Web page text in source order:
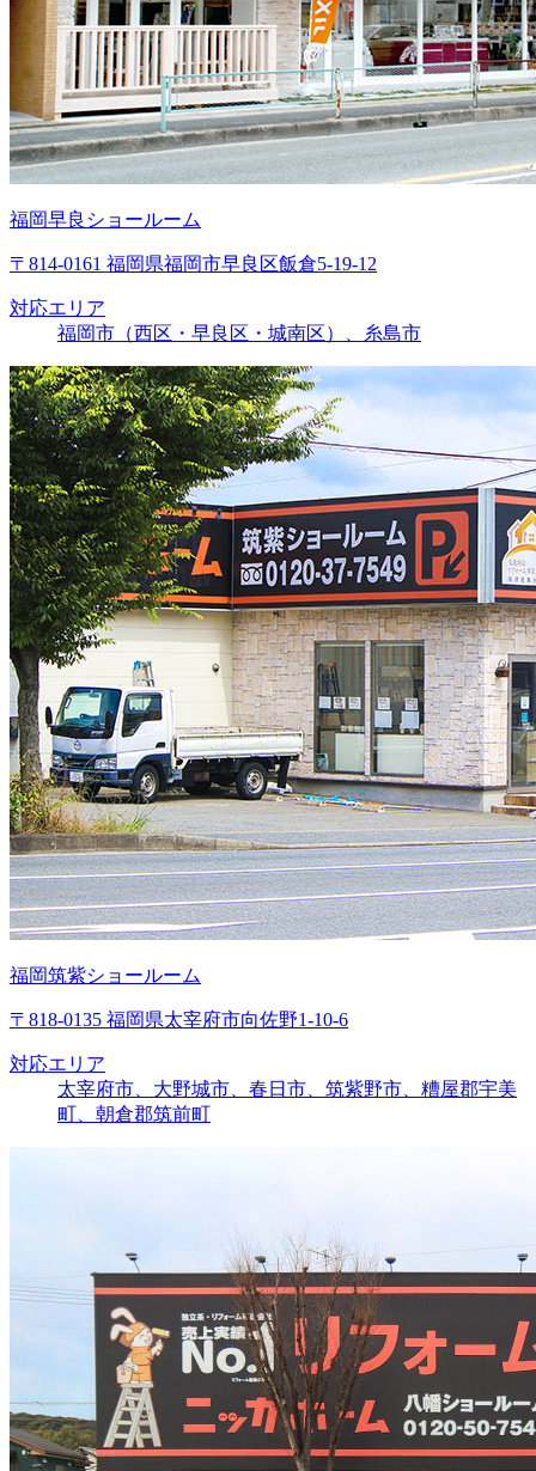
福岡早良ショールーム
〒814-0161 福岡県福岡市早良区飯倉5-19-12
対応エリア
福岡市（西区・早良区・城南区）、糸島市
福岡筑紫ショールーム
〒818-0135 福岡県太宰府市向佐野1-10-6
対応エリア
太宰府市、大野城市、春日市、筑紫野市、糟屋郡宇美
町、朝倉郡筑前町